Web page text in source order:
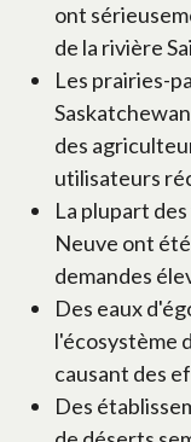
ont
de la rivière
Les prairies-
des
utilisateurs
La plupart
Neuve ont
demandes
Des eaux
l'écosystème
causant des
Des